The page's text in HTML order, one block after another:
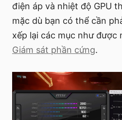
điện áp và nhiệt độ GPU
mặc dù bạn có thể cần
xếp lại các mục như được
Giám sát phần cứng.